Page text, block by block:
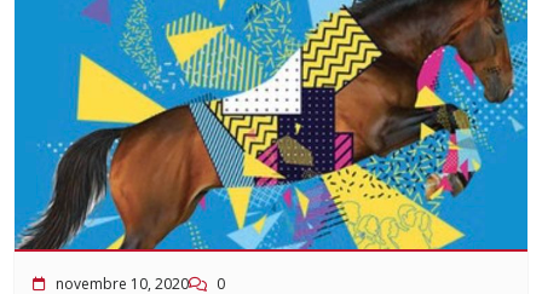
novembre 10, 2020 0